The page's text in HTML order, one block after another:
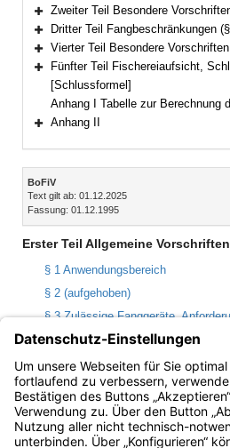
Bereich erweitern
Zweiter Teil Besondere Vorschriften für
Bereich erweitern
Dritter Teil Fangbeschränkungen
Bereich erweitern
Vierter Teil Besondere Vorschriften
Bereich erweitern
Fünfter Teil Fischereiaufsicht,
[Schlussformel]
Anhang I Tabelle zur Berechnung der
Anhang II
Inhalt
BoFiV
Text gilt ab: 01.12.2025
Fassung: 01.12.1995
Erster Teil Allgemeine Vorschriften
§ 1 Anwendungsbereich
§ 2 (aufgehoben)
§ 3 Zulässige Fanggeräte,
§ 4 Überprüfung und Kennzeichnung
§ 5 Mitführen und Verwendung von
§ 6 (aufgehoben)
Bayern.de